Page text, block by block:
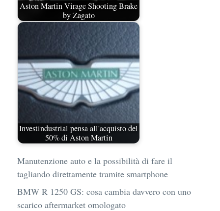
Aston Martin Virage Shooting Brake
by Zagato
Investindustrial pensa all'acquisto del
50% di Aston Martin
Manutenzione auto e la possibilità di fare il
tagliando direttamente tramite smartphone
BMW R 1250 GS: cosa cambia davvero con uno
scarico aftermarket omologato